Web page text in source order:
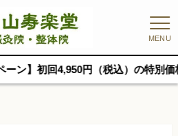
MENU
円（税込）の特別価格でご案内